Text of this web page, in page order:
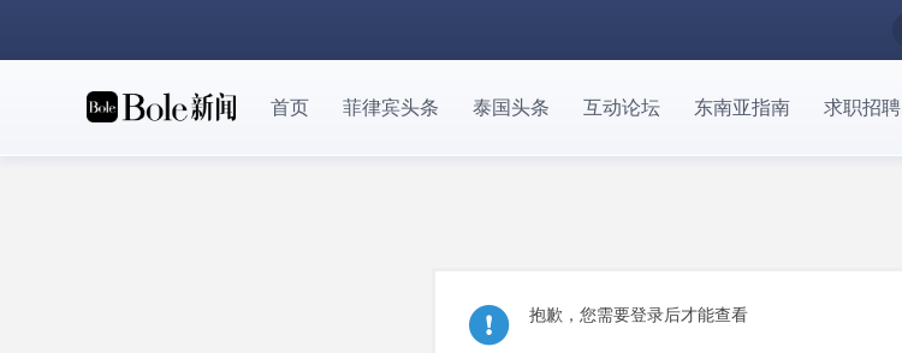
首页 菲律宾头条 泰国头条 互动论坛 东南亚指南 求职招聘
抱歉，您需要登录后才能查看